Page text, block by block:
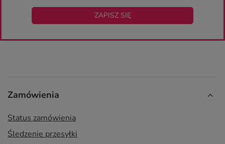
ZAPISZ SIĘ
Zamówienia
Status zamówienia
Śledzenie przesyłki